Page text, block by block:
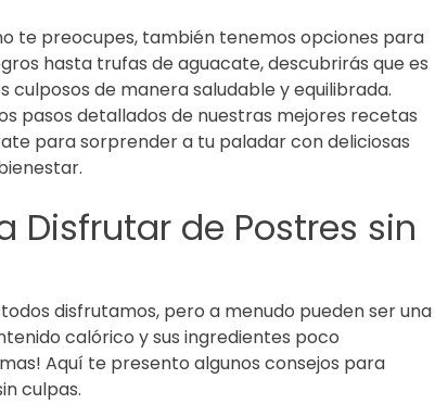
te preocupes, también tenemos opciones para
hasta trufas de aguacate, descubrirás que es
culposos de manera saludable y equilibrada.
pasos detallados de nuestras mejores recetas
para sorprender a tu paladar con deliciosas
Disfrutar de Postres sin
disfrutamos, pero a menudo pueden ser una
calórico y sus ingredientes poco
Aquí te presento algunos consejos para
culpas.